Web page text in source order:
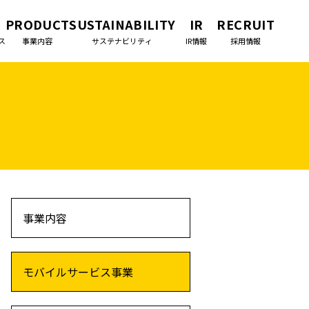
PRODUCT
事業内容
SUSTAINABILITY
サステナビリティ
IR
IR情報
RECRUIT
採用情報
事業内容
モバイルサービス事業